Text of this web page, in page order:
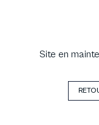
Site en